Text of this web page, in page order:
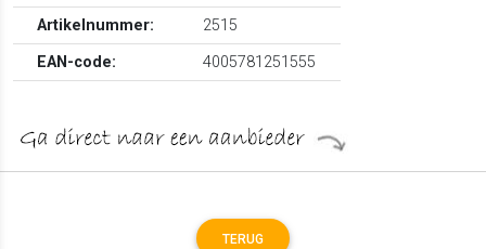
Artikelnummer:
2515
EAN-code:
4005781251555
TERUG